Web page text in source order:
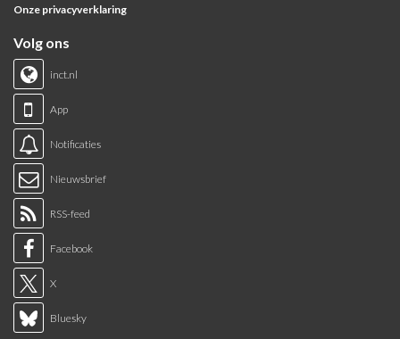
Onze privacyverklaring
Volg ons
inct.nl
App
Notificaties
Nieuwsbrief
RSS-feed
Facebook
X
Bluesky